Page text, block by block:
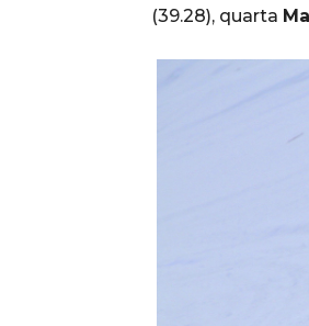
(39.28), quarta